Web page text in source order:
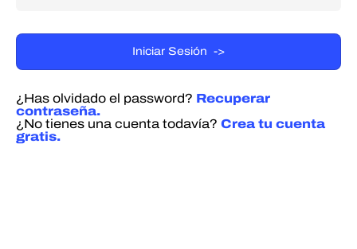
¿Has olvidado el password? Recuperar
contraseña.
¿No tienes una cuenta todavía? Crea tu cuenta
gratis.